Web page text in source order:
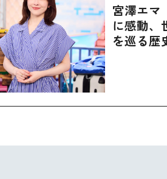
宮澤エ
に感動、
を巡る歴